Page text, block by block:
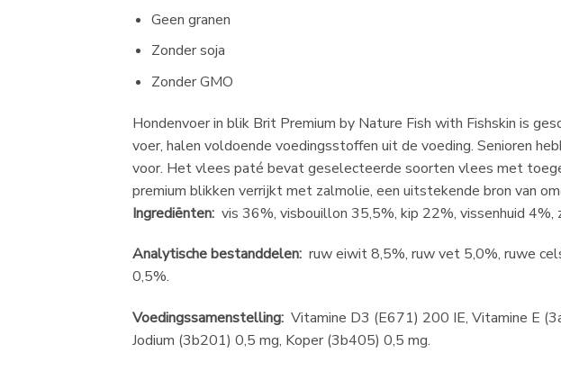
Geen granen
Zonder soja
Zonder GMO
Hondenvoer in blik Brit Premium by Nature Fish with Fishskin is
voer, halen voldoende voedingsstoffen uit de voeding. Senioren
voor. Het vlees paté bevat geselecteerde soorten vlees met
premium blikken verrijkt met zalmolie, een uitstekende bron van
Ingrediënten: vis 36%, visbouillon 35,5%, kip 22%, vissenhuid 4%,
Analytische bestanddelen: ruw eiwit 8,5%, ruw vet 5,0%, ruwe
0,5%.
Voedingssamenstelling: Vitamine D3 (E671) 200 IE, Vitamine E
Jodium (3b201) 0,5 mg, Koper (3b405) 0,5 mg.